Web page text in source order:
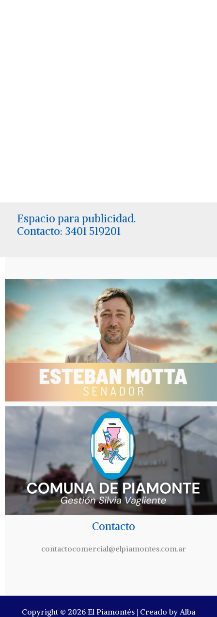
Espacio para publicidad.
Contacto: 3401 519201
Contacto
contactocomercial@elpiamontes.com.ar
Copyright © 2026 El Piamontés | Creado by Alba